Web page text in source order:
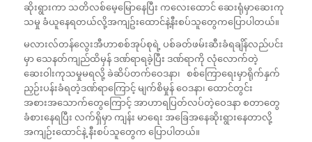
ဆိုးရွားကာ သတိလစ်မေ့မြောနေပြီး ကလေးထောင် ဆေးရုံမှာဆေးကု
သမှု ခံယူနေရတယ်လို့အကျဥ်းထောင်နဲ့နီးစပ်သူတွေကပြောပါတယ်။
မလားလ်တန်လွေးအီဟာစစ်အုပ်စုရဲ့ ပစ်ခတ်ဖမ်းဆီးခံရချိန်လည်ပင်း
မှာ သေနတ်ကျည်ထိမှန် ဒဏ်ရာရခဲ့ပြီး ဒဏ်ရာကို လုံလောက်တဲ့
ဆေးဝါးကုသမှုမရလို့ ခဲဆိပ်တက်ဝေဒနာ၊ စစ်ကြောရေးမှာရိုက်နှက်
ညှဉ်းပန်းခံရတဲ့ဒဏ်ရာကြောင့် မျက်စိမှုန် ဝေဒနာ၊ ထောင်တွင်း
အစားအသောက်တွေကြောင့် အာဟာရပြတ်လပ်တဲ့ဝေဒနာ စတာတွေ
ခံစားနေရပြီး လက်ရှိမှာ ကျန်း မာရေး အခြေအနေဆိုးရွားနေတာလို့
အကျဉ်းထောင်နဲ့ နီးစပ်သူတွေက ပြောပါတယ်။